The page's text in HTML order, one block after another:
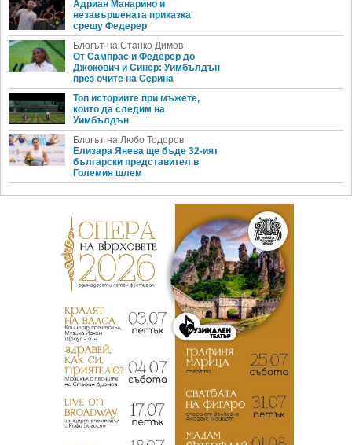
Адриан Манарино и
незавършената приказка
срещу Федерер
Блогът на Станко Димов
От Сампрас и Федерер до
Джокович и Синер: Уимбълдън
през очите на Серина
Топ историите при мъжете,
които да следим на
Уимбълдън
Блогът на Любо Тодоров
Елизара Янева ще бъде 32-ият
български представител в
Големия шлем